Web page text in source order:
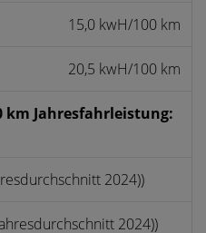
15,0 kwH/100 km
20,5 kwH/100 km
km Jahresfahrleistung:
2024))
2024))